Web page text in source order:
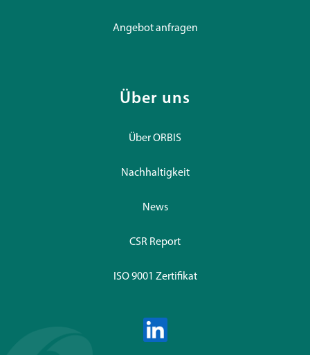
Angebot anfragen
Über uns
Über ORBIS
Nachhaltigkeit
News
CSR Report
ISO 9001 Zertifikat